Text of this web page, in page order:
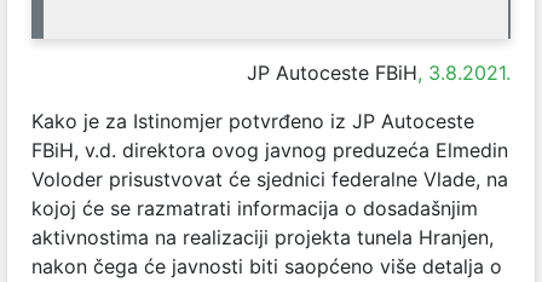
JP Autoceste FBiH, 3.8.2021.
Kako je za Istinomjer potvrđeno iz JP Autoceste
FBiH, v.d. direktora ovog javnog preduzeća Elmedin
Voloder prisustvovat će sjednici federalne Vlade, na
kojoj će se razmatrati informacija o dosadašnjim
aktivnostima na realizaciji projekta tunela Hranjen,
nakon čega će javnosti biti saopćeno više detalja o